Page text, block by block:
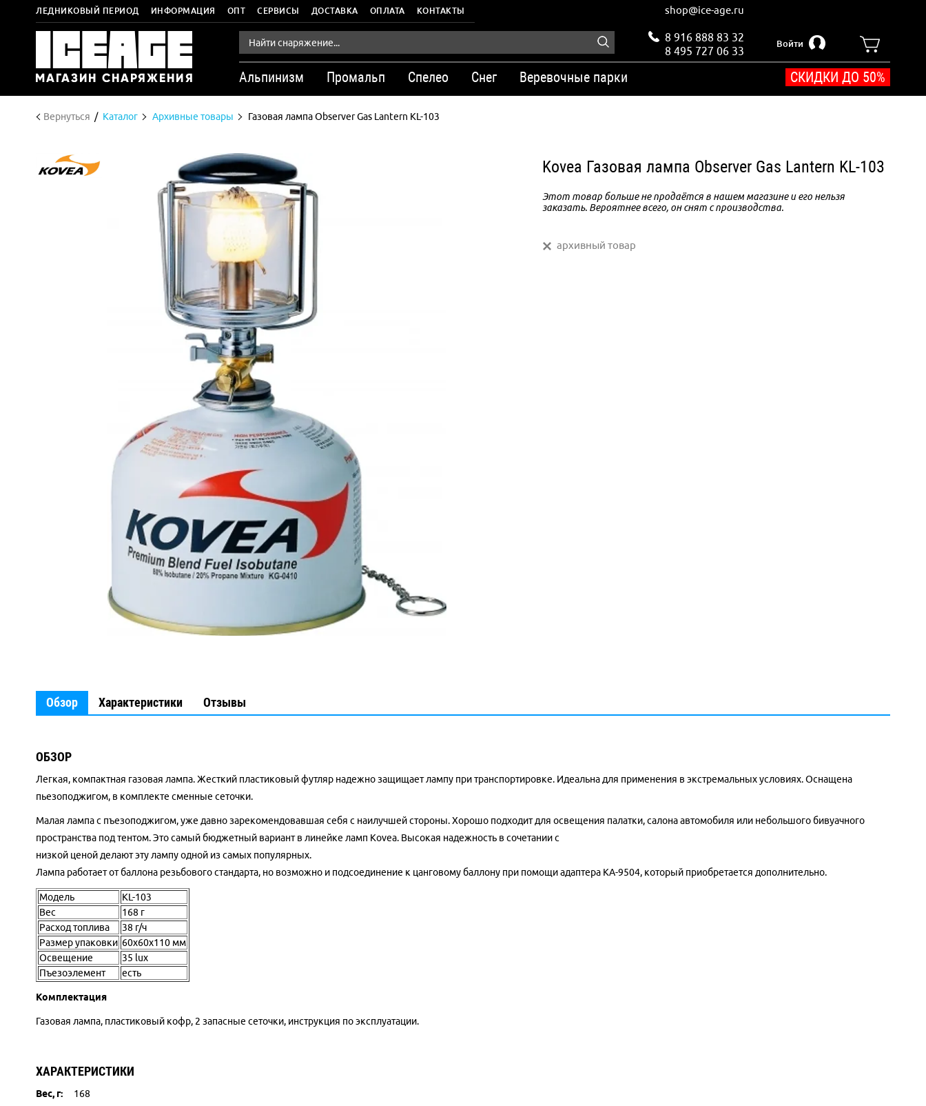
ЛЕДНИКОВЫЙ ПЕРИОД ИНФОРМАЦИЯ ОПТ СЕРВИСЫ ДОСТАВКА ОПЛАТА КОНТАКТЫ shop@ice-age.ru
8 916 888 83 32
8 495 727 06 33
Войти
Альпинизм Промальп Спелео Снег Веревочные парки СКИДКИ ДО 50%
Вернуться Каталог Архивные товары Газовая лампа Observer Gas Lantern KL-103
Kovea Газовая лампа Observer Gas Lantern KL-103
Этот товар больше не продаётся в нашем магазине и его нельзя
заказать. Вероятнее всего, он снят с производства.
архивный товар
Обзор Характеристики Отзывы
ОБЗОР
Легкая, компактная газовая лампа. Жесткий пластиковый футляр надежно защищает лампу при транспортировке. Идеальна для применения в экстремальных условиях. Оснащена
пьезоподжигом, в комплекте сменные сеточки.
Малая лампа с пъезоподжигом, уже давно зарекомендовавшая себя с наилучшей стороны. Хорошо подходит для освещения палатки, салона автомобиля или небольшого бивуачного
пространства под тентом. Это самый бюджетный вариант в линейке ламп Kovea. Высокая надежность в сочетании с
низкой ценой делают эту лампу одной из самых популярных.
Лампа работает от баллона резьбового стандарта, но возможно и подсоединение к цанговому баллону при помощи адаптера КА-9504, который приобретается дополнительно.
Модель
KL-103
Вес
168 г
Расход топлива
38 г/ч
Размер упаковки 60x60x110 мм
Освещение
35 lux
Пъезоэлемент
есть
Комплектация
Газовая лампа, пластиковый кофр, 2 запасные сеточки, инструкция по эксплуатации.
ХАРАКТЕРИСТИКИ
Вес, г:
168